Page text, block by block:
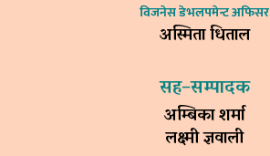
विजनेस डेभलपमेन्ट अफिसर
अस्मिता धिताल
सह–सम्पादक
अम्बिका शर्मा
लक्ष्मी ज्ञवाली